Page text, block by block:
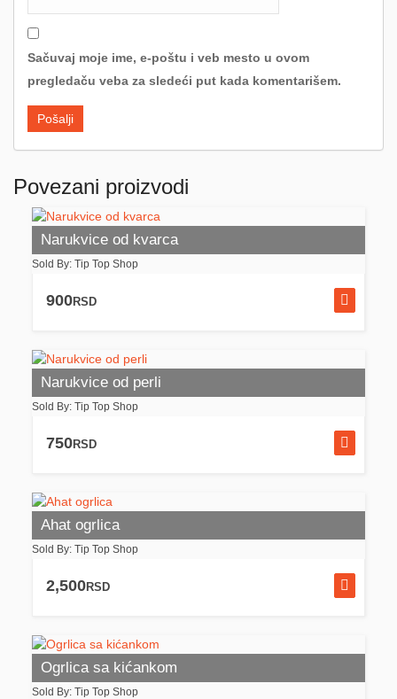
Sačuvaj moje ime, e-poštu i veb mesto u ovom
pregledaču veba za sledeći put kada komentarišem.
Povezani proizvodi
Narukvice od kvarca
Sold By: Tip Top Shop
900RSD
Narukvice od perli
Sold By: Tip Top Shop
750RSD
Ahat ogrlica
Sold By: Tip Top Shop
2,500RSD
Ogrlica sa kićankom
Sold By: Tip Top Shop